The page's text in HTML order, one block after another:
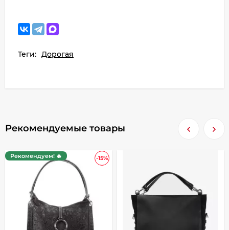
Теги: Дорогая
Рекомендуемые товары
-15%
Рекомендуем! 🔥